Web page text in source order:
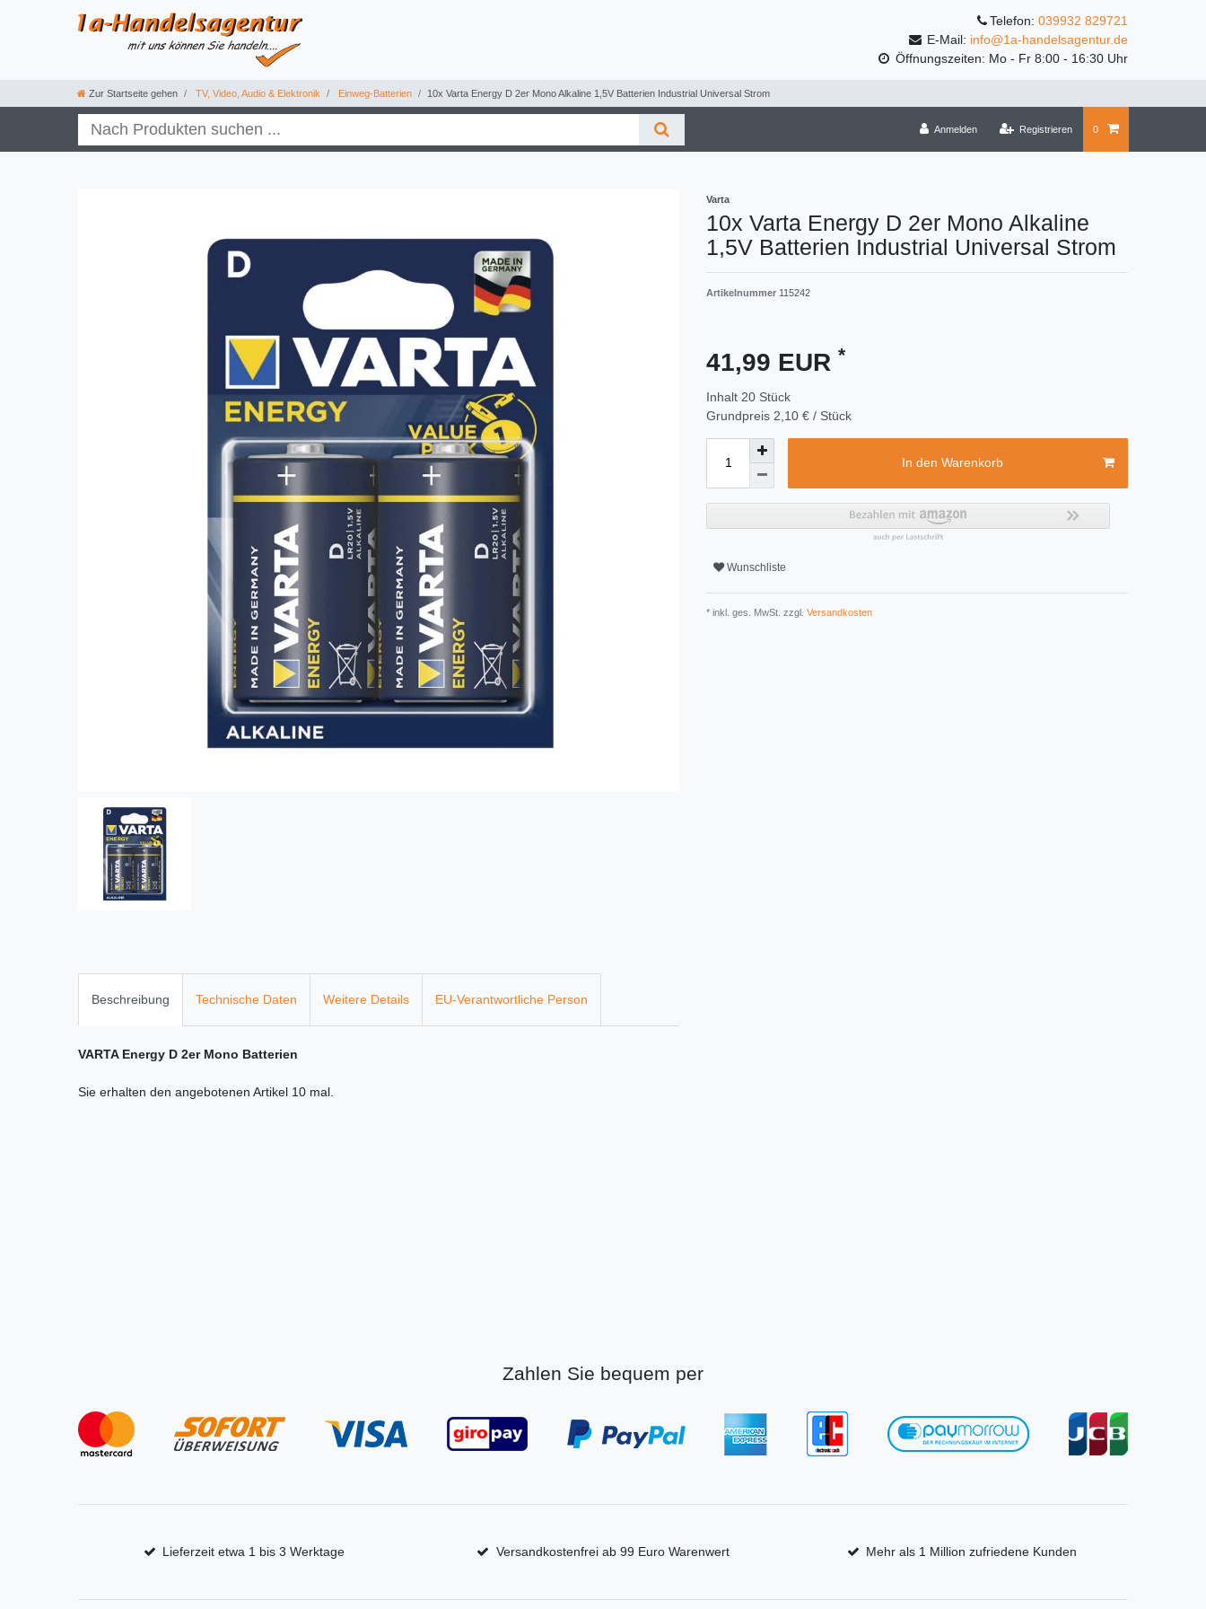
Telefon: 039932 829721
E-Mail: info@1a-handelsagentur.de
Öffnungszeiten: Mo - Fr 8:00 - 16:30 Uhr
Zur Startseite gehen TV, Video, Audio & Elektronik Einweg-Batterien 10x Varta Energy D 2er Mono Alkaline 1,5V Batterien Industrial Universal Strom
Anmelden Registrieren 0
Varta
10x Varta Energy D 2er Mono Alkaline
1,5V Batterien Industrial Universal Strom
Artikelnummer 115242
41,99 EUR *
Inhalt 20 Stück
Grundpreis 2,10 € / Stück
In den Warenkorb
Wunschliste
* inkl. ges. MwSt. zzgl. Versandkosten
Beschreibung Technische Daten Weitere Details EU-Verantwortliche Person
VARTA Energy D 2er Mono Batterien
Sie erhalten den angebotenen Artikel 10 mal.
Zahlen Sie bequem per
Lieferzeit etwa 1 bis 3 Werktage Versandkostenfrei ab 99 Euro Warenwert Mehr als 1 Million zufriedene Kunden